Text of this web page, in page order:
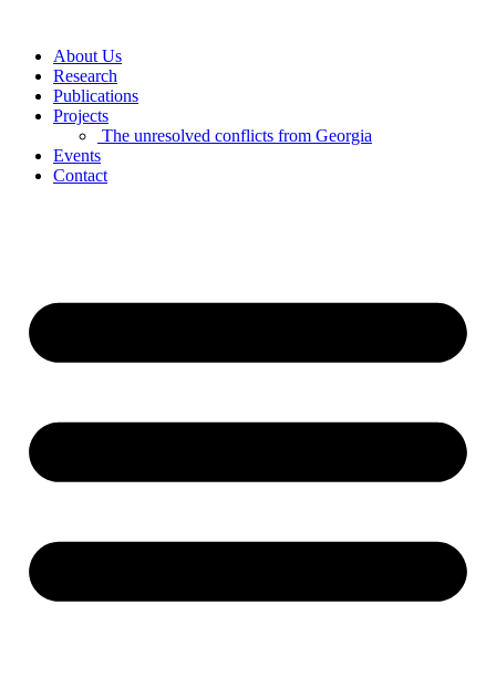
contentAbout Us
Research
Publications
Projects
The unresolved conflicts from Georgia
Events
Contact